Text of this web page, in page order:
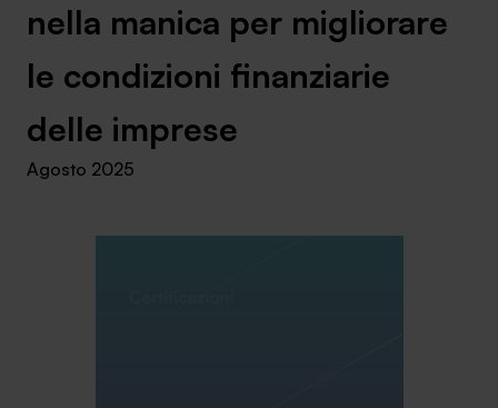
Centro studi
News ed eventi
Chi siamo
nella manica per migliorare
le condizioni finanziarie
delle imprese
Agosto 2025